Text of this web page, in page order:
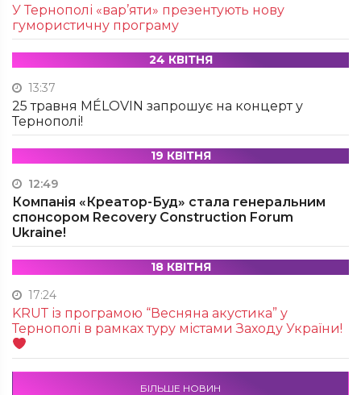
У Тернополі «вар’яти» презентують нову
гумористичну програму
24 КВІТНЯ
13:37
25 травня MÉLOVIN запрошує на концерт у
Тернополі!
19 КВІТНЯ
12:49
Компанія «Креатор-Буд» стала генеральним
спонсором Recovery Construction Forum
Ukraine!
18 КВІТНЯ
17:24
KRUТ із програмою “Весняна акустика” у
Тернополі в рамках туру містами Заходу України!
БІЛЬШЕ НОВИН